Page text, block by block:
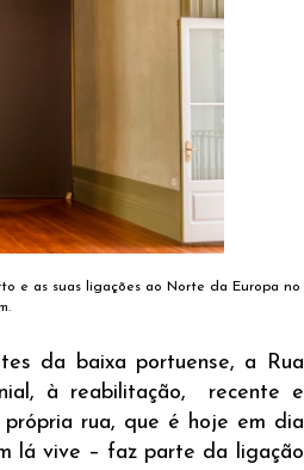
e as suas ligações ao Norte da Europa no
da baixa portuense, a Rua
à reabilitação, recente e
própria rua, que é hoje em dia
lá vive – faz parte da ligação